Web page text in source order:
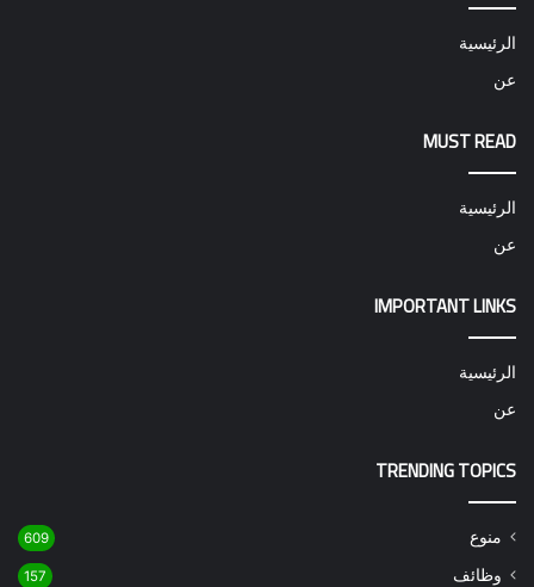
الرئيسية
عن
MUST READ
الرئيسية
عن
IMPORTANT LINKS
الرئيسية
عن
TRENDING TOPICS
منوع 609
وظائف 157